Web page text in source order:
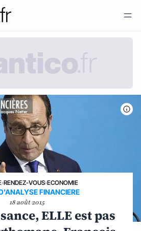
›RENDEZ-VOUS›ECONOMIE
FINANCIERE
18 août 2015
ELLE est pas